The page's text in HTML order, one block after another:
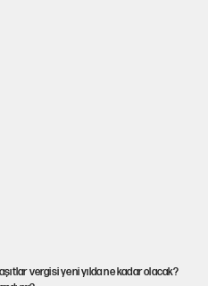
vergisi yeni yılda ne kadar olacak?